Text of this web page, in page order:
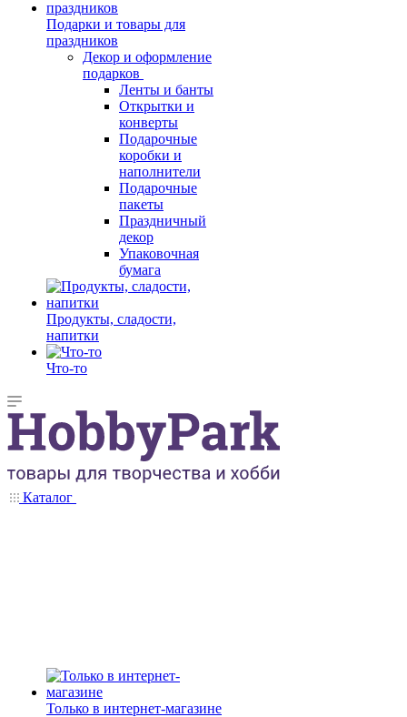
Подарки и товары для
праздников
Декор и оформление
подарков
Ленты и банты
Открытки и
конверты
Подарочные
коробки и
наполнители
Подарочные
пакеты
Праздничный
декор
Упаковочная
бумага
Продукты, сладости,
напитки
Что-то
Каталог
Только в интернет-магазине